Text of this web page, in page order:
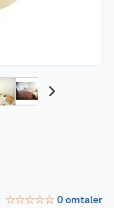
☆☆☆☆☆ 0omtaler